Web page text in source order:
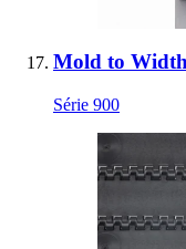
Mold to
Série 900